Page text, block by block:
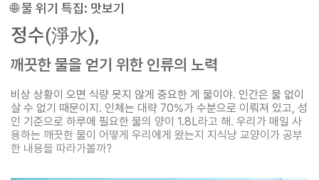
🌐 물 위기 특집: 맛보기
정수(淨水),
깨끗한 물을 얻기 위한 인류의 노력
비상 상황이 오면 식량 못지 않게 중요한 게 물이야. 인간은 물 없이
살 수 없기 때문이지. 인체는 대략 70%가 수분으로 이뤄져 있고, 성
인 기준으로 하루에 필요한 물의 양이 1.8L라고 해. 우리가 매일 사
용하는 깨끗한 물이 어떻게 우리에게 왔는지 지식냥 교양이가 공부
한 내용을 따라가볼까?